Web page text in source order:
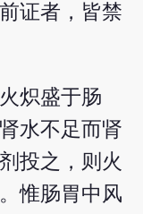
证者，皆禁
炽盛于肠
水不足而肾
投之，则火
惟肠胃中风